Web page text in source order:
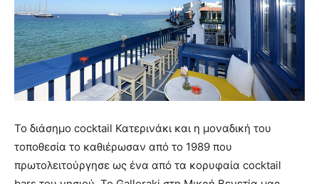
Το διάσημο cocktail Κατερινάκι και η μοναδική του
τοποθεσία το καθιέρωσαν από το 1989 που
πρωτολειτούργησε ως ένα από τα κορυφαία cocktail